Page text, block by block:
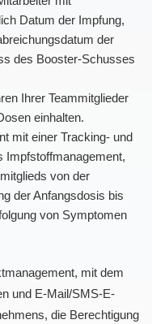
Datum der Impfung,
der
des Booster-Schusses
Ihrer Teammitglieder
einhalten.
mit einer Tracking- und
Impfstoffmanagement,
von der
der Anfangsdosis bis
von Symptomen
mit dem
und E-Mail/SMS-E-
die Berechtigung